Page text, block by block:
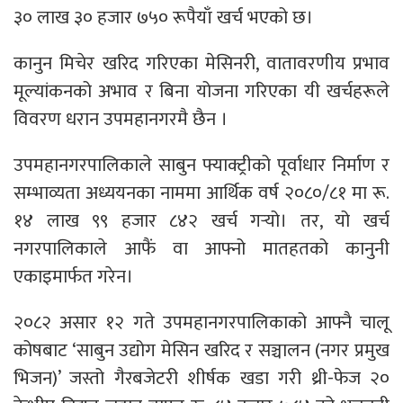
३० लाख ३० हजार ७५० रूपैयाँ खर्च भएको छ।
कानुन मिचेर खरिद गरिएका मेसिनरी, वातावरणीय प्रभाव
मूल्यांकनको अभाव र बिना योजना गरिएका यी खर्चहरूले
विवरण धरान उपमहानगरमै छैन ।
उपमहानगरपालिकाले साबुन फ्याक्ट्रीको पूर्वाधार निर्माण र
सम्भाव्यता अध्ययनका नाममा आर्थिक वर्ष २०८०/८१ मा रू.
१४ लाख ९९ हजार ८४२ खर्च गर्‍यो। तर, यो खर्च
नगरपालिकाले आफैं वा आफ्नो मातहतको कानुनी
एकाइमार्फत गरेन।
२०८२ असार १२ गते उपमहानगरपालिकाको आफ्नै चालू
कोषबाट ‘साबुन उद्योग मेसिन खरिद र सञ्चालन (नगर प्रमुख
भिजन)’ जस्तो गैरबजेटरी शीर्षक खडा गरी थ्री-फेज २०